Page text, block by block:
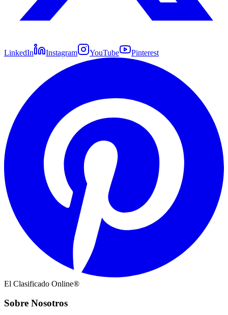
LinkedIn Instagram YouTube Pinterest
El Clasificado Online®
Sobre Nosotros